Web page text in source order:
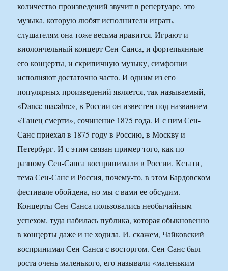
количество произведений звучит в репертуаре, это
музыка, которую любят исполнители играть,
слушателям она тоже весьма нравится. Играют и
виолончельный концерт Сен-Санса, и фортепьянные
его концерты, и скрипичную музыку, симфонии
исполняют достаточно часто. И одним из его
популярных произведений является, так называемый,
«Dance macabre», в России он известен под названием
«Танец смерти», сочинение 1875 года. И с ним Сен-
Санс приехал в 1875 году в Россию, в Москву и
Петербург. И с этим связан пример того, как по-
разному Сен-Санса воспринимали в России. Кстати,
тема Сен-Санс и Россия, почему-то, в этом Бардовском
фестивале обойдена, но мы с вами ее обсудим.
Концерты Сен-Санса пользовались необычайным
успехом, туда набилась публика, которая обыкновенно
в концерты даже и не ходила. И, скажем, Чайковский
воспринимал Сен-Санса с восторгом. Сен-Санс был
роста очень маленького, его называли «маленьким